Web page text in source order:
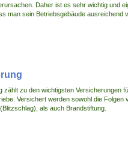
Daher ist es sehr wichtig und
man sein Betriebsgebäude ausreichend
zählt zu den wichtigsten Versicherungen
Versichert werden sowohl die Folgen
als auch Brandstiftung.